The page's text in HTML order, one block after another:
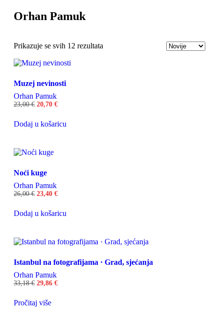
Odaberite
Orhan Pamuk
Prikazuje se svih 12 rezultata
Muzej nevinosti
Orhan Pamuk
23,00€ 20,70 €
Dodaj u košaricu
Noći kuge
Orhan Pamuk
26,00€ 23,40 €
Dodaj u košaricu
Istanbul na fotografijama · Grad, sjećanja
Orhan Pamuk
33,18€ 29,86 €
Pročitaj više